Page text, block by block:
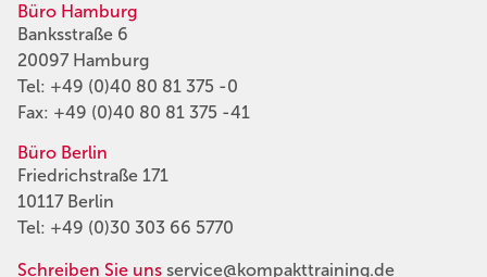
Büro Hamburg
Banksstraße 6
20097 Hamburg
Tel: +49 (0)40 80 81 375 -0
Fax: +49 (0)40 80 81 375 -41
Büro Berlin
Friedrichstraße 171
10117 Berlin
Tel: +49 (0)30 303 66 5770
Schreiben Sie uns service@kompakttraining.de